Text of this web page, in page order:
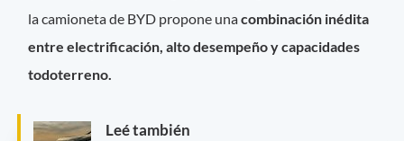
la camioneta de BYD propone unacombinación inédita
entre electrificación, alto desempeño y capacidades
todoterreno.
Leé también